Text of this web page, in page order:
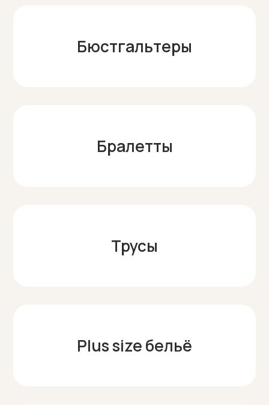
Бюстгальтеры
Бралетты
Трусы
Plus size бельё